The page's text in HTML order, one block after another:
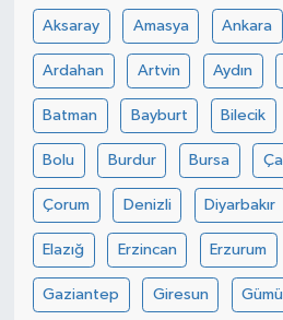
Aksaray Amasya Ankara
Ardahan Artvin Aydın
Batman Bayburt Bilecik
Bolu Burdur Bursa
Çorum Denizli Diyarbakır
Elazığ Erzincan Erzurum
Gaziantep Giresun